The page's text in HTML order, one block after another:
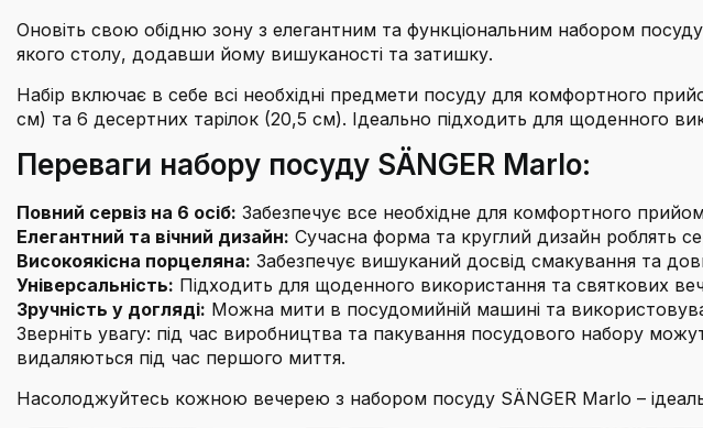
Оновіть свою обідню зону з елегантним та функціональним набором
якого столу, додавши йому вишуканості та затишку.
Набір включає в себе всі необхідні предмети посуду для комфортного
см) та 6 десертних тарілок (20,5 см). Ідеально підходить для щоденного
Переваги набору посуду SÄNGER Marlo:
Повний сервіз на 6 осіб: Забезпечує все необхідне для комфортного
Елегантний та вічний дизайн: Сучасна форма та круглий дизайн роблять
Високоякісна порцеляна: Забезпечує вишуканий досвід смакування та
Універсальність: Підходить для щоденного використання та святкових
Зручність у догляді: Можна мити в посудомийній машині та
Зверніть увагу: під час виробництва та пакування посудового набору
видаляються під час першого миття.
Насолоджуйтесь кожною вечерею з набором посуду SÄNGER Marlo –